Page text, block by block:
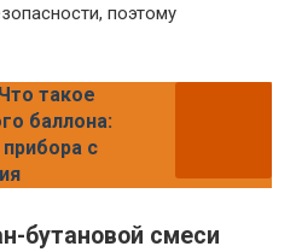
поэтому
Что такое
баллона:
с
бутановой смеси